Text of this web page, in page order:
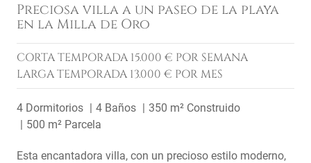
Preciosa villa a un paseo de la playa
en la Milla de Oro
CORTA TEMPORADA 15.000 € POR SEMANA
LARGA TEMPORADA 13.000 € POR MES
4 Dormitorios 4 Baños
350 m² Construido
500 m² Parcela
Esta encantadora villa, con un precioso estilo moderno,